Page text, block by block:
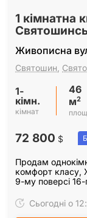
1 кімнатна
Живописна
Святошин,
1-
кімн.
кімнат
46
м2
72 800 $
Продам
комфорт класу,
9-му поверсі
Сьогодні о